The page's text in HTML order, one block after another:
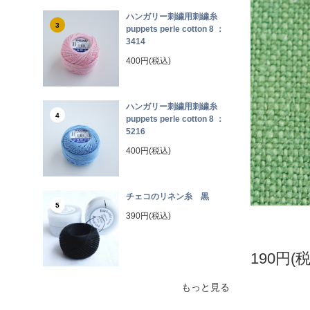
3
ハンガリー刺繍用刺繍糸
puppets perle cotton 8 ：
3414
400円(税込)
4
ハンガリー刺繍用刺繍糸
puppets perle cotton 8 ：
5216
400円(税込)
5
チェコのリネン糸 黒
390円(税込)
もっと見る
190円(